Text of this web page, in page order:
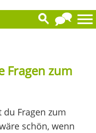
Fragen zum
Fragen zum
schön, wenn